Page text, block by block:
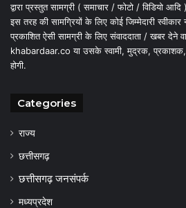
द्वारा प्रस्तुत सामग्री ( समाचार / फोटो / विडियो
इस तरह की सामग्रियों के लिए कोई जिम्मेदारी
प्रकाशित ऐसी सामग्री के लिए संवाददाता / खबर देने
khabardaar.co या उसके स्वामी, मुद्रक, प्रकाशक,
होगी.
Categories
राज्य
छत्तीसगढ़
छत्तीसगढ़ जनसंपर्क
मध्यप्रदेश